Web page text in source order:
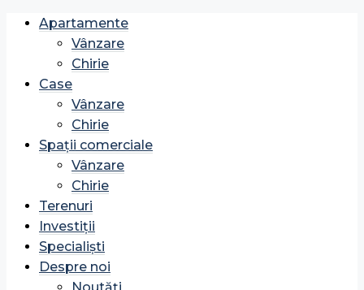
Apartamente
Vânzare
Chirie
Case
Vânzare
Chirie
Spații comerciale
Vânzare
Chirie
Terenuri
Investiții
Specialiști
Despre noi